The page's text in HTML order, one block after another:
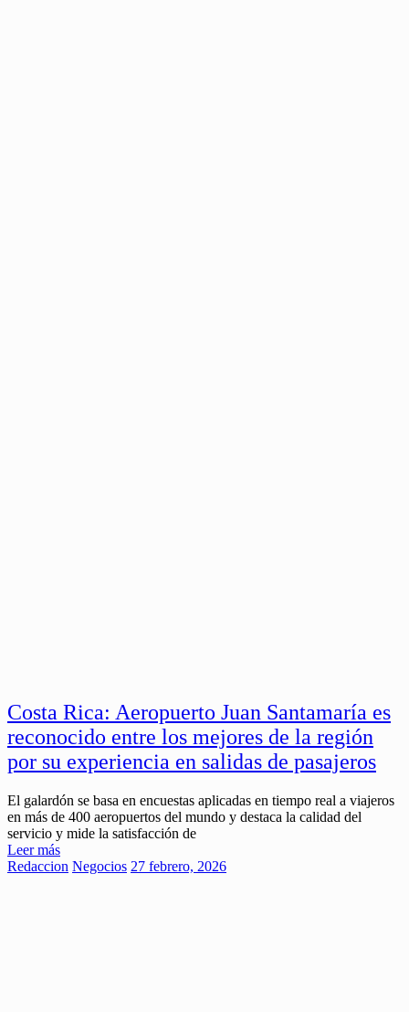
Costa Rica: Aeropuerto Juan Santamaría es
reconocido entre los mejores de la región
por su experiencia en salidas de pasajeros
El galardón se basa en encuestas aplicadas en tiempo real a viajeros
en más de 400 aeropuertos del mundo y destaca la calidad del
servicio y mide la satisfacción de
Leer más
Redaccion Negocios 27 febrero, 2026